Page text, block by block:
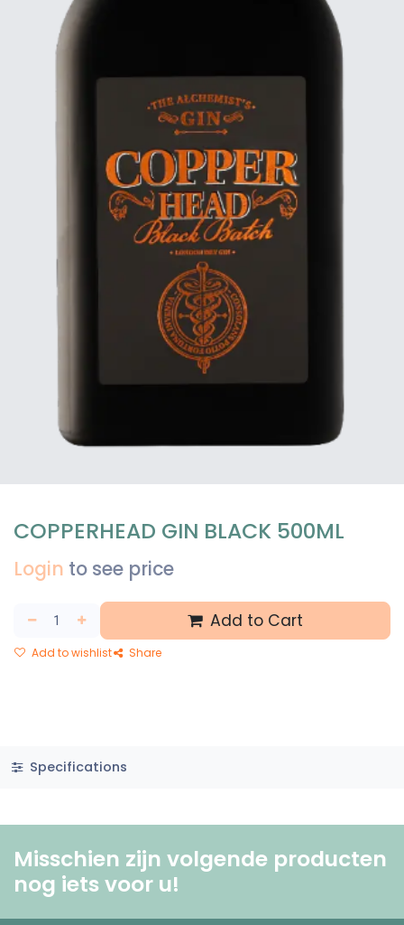
COPPERHEAD GIN BLACK 500ML
Login to see price
Add to Cart
Add to wishlist Share
Specifications
Misschien zijn volgende producten
nog iets voor u! ​